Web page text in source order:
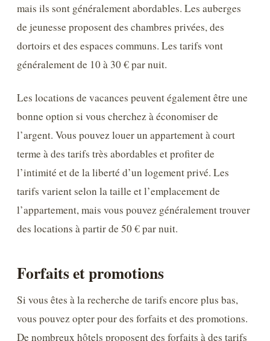
mais ils sont généralement abordables. Les auberges
de jeunesse proposent des chambres privées, des
dortoirs et des espaces communs. Les tarifs vont
généralement de 10 à 30 € par nuit.
Les locations de vacances peuvent également être une
bonne option si vous cherchez à économiser de
l’argent. Vous pouvez louer un appartement à court
terme à des tarifs très abordables et profiter de
l’intimité et de la liberté d’un logement privé. Les
tarifs varient selon la taille et l’emplacement de
l’appartement, mais vous pouvez généralement trouver
des locations à partir de 50 € par nuit.
Forfaits et promotions
Si vous êtes à la recherche de tarifs encore plus bas,
vous pouvez opter pour des forfaits et des promotions.
De nombreux hôtels proposent des forfaits à des tarifs